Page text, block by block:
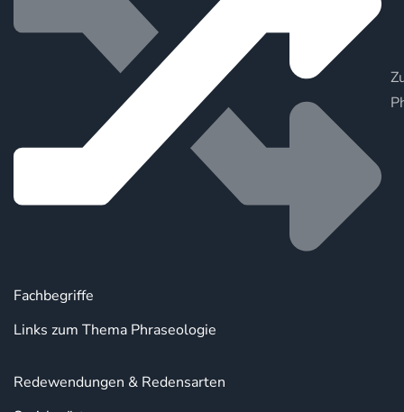
Fachbegriffe
Links zum Thema Phraseologie
Redewendungen & Redensarten